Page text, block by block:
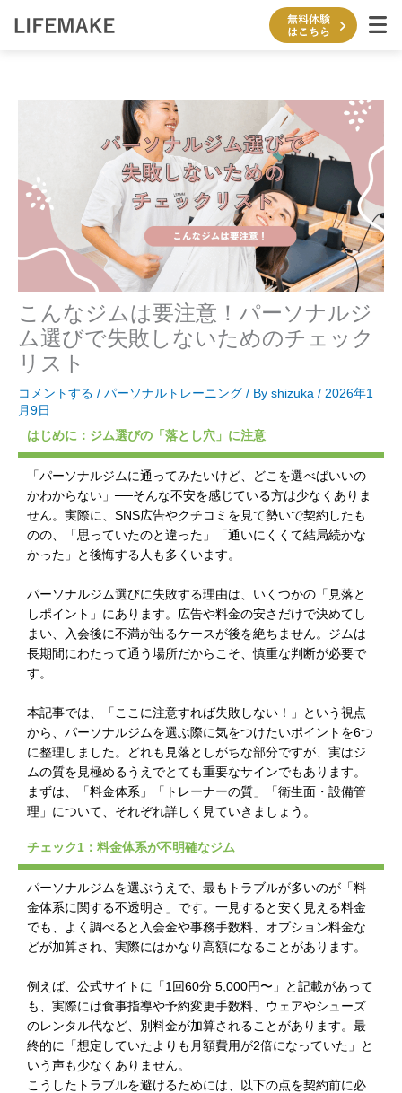
こんなジムは要注意！パーソナルジ
ム選びで失敗しないためのチェック
リスト
コメントする / パーソナルトレーニング / By shizuka / 2026年1
月9日
はじめに：ジム選びの「落とし穴」に注意
「パーソナルジムに通ってみたいけど、どこを選べばいいの
かわからない」──そんな不安を感じている方は少なくありま
せん。実際に、SNS広告やクチコミを見て勢いで契約したも
のの、「思っていたのと違った」「通いにくくて結局続かな
かった」と後悔する人も多くいます。
パーソナルジム選びに失敗する理由は、いくつかの「見落と
しポイント」にあります。広告や料金の安さだけで決めてし
まい、入会後に不満が出るケースが後を絶ちません。ジムは
長期間にわたって通う場所だからこそ、慎重な判断が必要で
す。
本記事では、「ここに注意すれば失敗しない！」という視点
から、パーソナルジムを選ぶ際に気をつけたいポイントを6つ
に整理しました。どれも見落としがちな部分ですが、実はジ
ムの質を見極めるうえでとても重要なサインでもあります。
まずは、「料金体系」「トレーナーの質」「衛生面・設備管
理」について、それぞれ詳しく見ていきましょう。
チェック1：料金体系が不明確なジム
パーソナルジムを選ぶうえで、最もトラブルが多いのが「料
金体系に関する不透明さ」です。一見すると安く見える料金
でも、よく調べると入会金や事務手数料、オプション料金な
どが加算され、実際にはかなり高額になることがあります。
例えば、公式サイトに「1回60分 5,000円〜」と記載があって
も、実際には食事指導や予約変更手数料、ウェアやシューズ
のレンタル代など、別料金が加算されることがあります。最
終的に「想定していたよりも月額費用が2倍になっていた」と
いう声も少なくありません。
こうしたトラブルを避けるためには、以下の点を契約前に必